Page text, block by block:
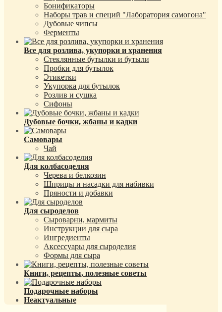
Бонификаторы
Наборы трав и специй "Лаборатория самогона"
Дубовые чипсы
Ферменты
Все для розлива, укупорки и хранения
Стеклянные бутылки и бутыли
Пробки для бутылок
Этикетки
Укупорка для бутылок
Розлив и сушка
Сифоны
Дубовые бочки, жбаны и кадки
Самовары
Чай
Для колбасоделия
Черева и белкозин
Шприцы и насадки для набивки
Пряности и добавки
Для сыроделов
Сыроварни, мармиты
Инструкции для сыра
Ингредиенты
Аксессуары для сыроделия
Формы для сыра
Книги, рецепты, полезные советы
Подарочные наборы
Неактуальные